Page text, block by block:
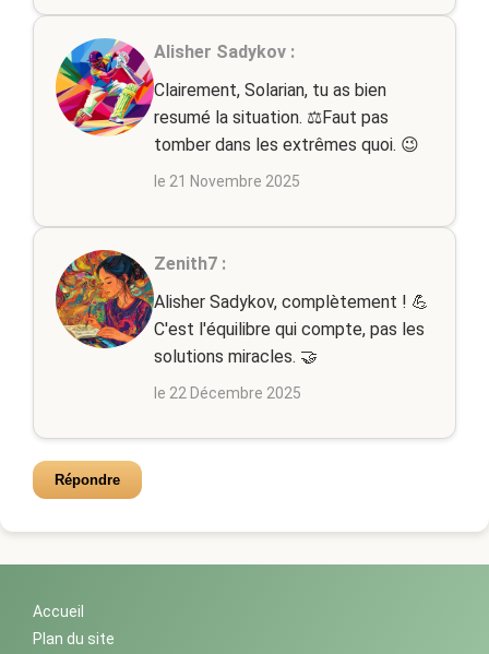
Alisher Sadykov :
Clairement, Solarian, tu as bien
resumé la situation. ⚖️Faut pas
tomber dans les extrêmes quoi. 😉
le 21 Novembre 2025
Zenith7 :
Alisher Sadykov, complètement ! 💪
C'est l'équilibre qui compte, pas les
solutions miracles. 🤝
le 22 Décembre 2025
Répondre
Accueil
Plan du site